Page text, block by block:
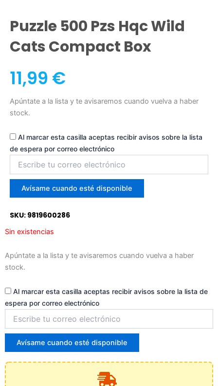
Puzzle 500 Pzs Hqc Wild
Cats Compact Box
11,99 €
Apúntate a la lista y te avisaremos cuando vuelva a haber
stock.
Al marcar esta casilla aceptas recibir avisos sobre la lista
de espera por correo electrónico
correo
para
unirte
la
lista
de
Avísame cuando esté disponible
SKU: 9819600286
Sin existencias
Apúntate a la lista y te avisaremos cuando vuelva a haber
stock.
Al marcar esta casilla aceptas recibir avisos sobre la lista de
espera por correo electrónico
correo
para
unirte
a
la
lista
Avísame cuando esté disponible